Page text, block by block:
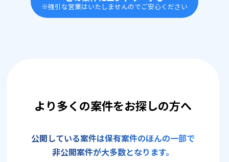
※強引な営業はいたしませんのでご安心ください
より多くの案件をお探しの方へ
公開している案件は保有案件のほんの一部で
非公開案件が大多数となります。